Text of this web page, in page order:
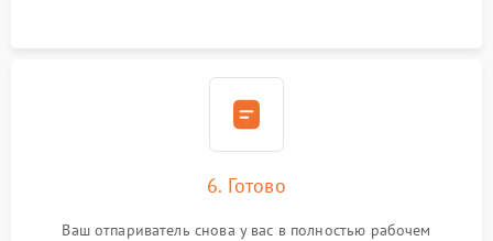
6. Готово
Ваш отпариватель снова у вас в полностью рабочем